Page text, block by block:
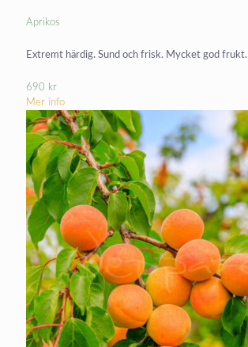
Aprikos
Extremt härdig. Sund och frisk. Mycket god frukt.
690 kr
Mer info